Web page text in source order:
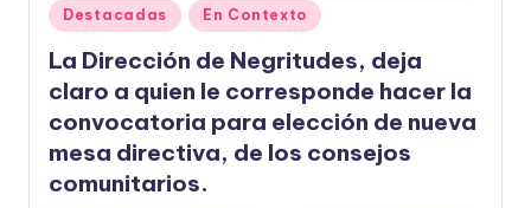
Publicado
en
Destacadas En Contexto
La Dirección de Negritudes, deja
claro a quien le corresponde hacer la
convocatoria para elección de nueva
mesa directiva, de los consejos
comunitarios.